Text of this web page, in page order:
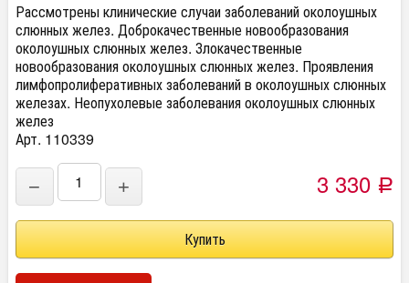
Рассмотрены клинические случаи заболеваний околоушных
слюнных желез. Доброкачественные новообразования
околоушных слюнных желез. Злокачественные
новообразования околоушных слюнных желез. Проявления
лимфопролиферативных заболеваний в околоушных слюнных
железах. Неопухолевые заболевания околоушных слюнных
желез
Арт. 110339
− + 3 330 Р